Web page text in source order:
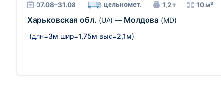
07.08–31.08 цельномет. 1,2 т 10 м³
Харьковская обл. (UA) — Молдова (MD)
(длн=3м шир=1,75м выс=2,1м)